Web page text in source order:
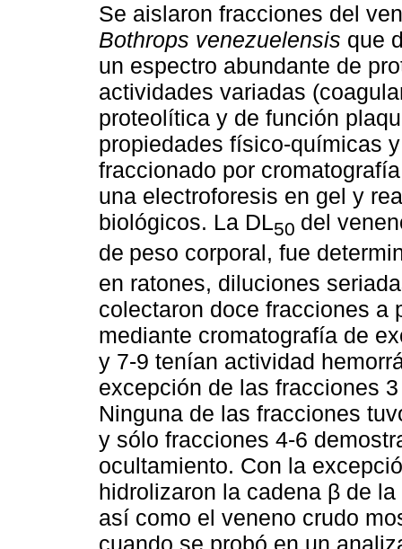
Se aislaron fracciones del
Bothrops venezuelensis que
un espectro abundante de
actividades variadas
proteolítica y de función
propiedades físico-químicas
fraccionado por
una electroforesis en gel y
biológicos. La DL50 del
de peso corporal, fue
en ratones, diluciones
colectaron doce fracciones a
mediante cromatografía de
y 7-9 tenían actividad
excepción de las fracciones
Ninguna de las fracciones
y sólo fracciones 4-6
ocultamiento. Con la
hidrolizaron la cadena β de
así como el veneno crudo
cuando se probó en un